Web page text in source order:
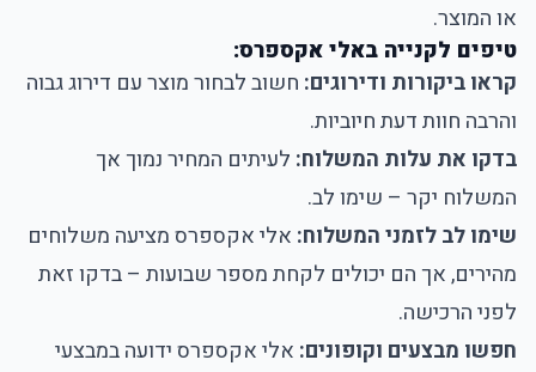
או המוצר.
טיפים לקנייה באלי אקספרס:
קראו ביקורות ודירוגים: חשוב לבחור מוצר עם דירוג גבוה
והרבה חוות דעת חיוביות.
בדקו את עלות המשלוח: לעיתים המחיר נמוך אך
המשלוח יקר – שימו לב.
שימו לב לזמני המשלוח: אלי אקספרס מציעה משלוחים
מהירים, אך הם יכולים לקחת מספר שבועות – בדקו זאת
לפני הרכישה.
חפשו מבצעים וקופונים: אלי אקספרס ידועה במבצעי